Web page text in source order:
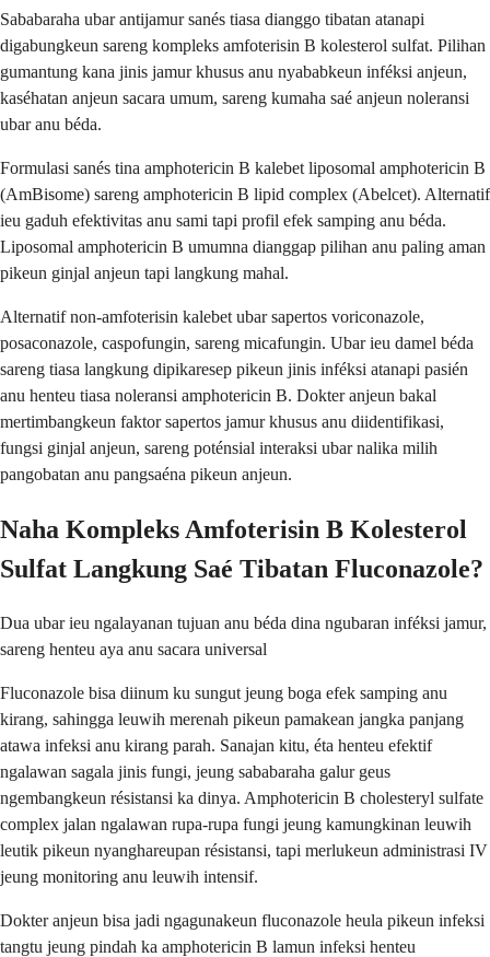
Sababaraha ubar antijamur sanés tiasa dianggo tibatan atanapi
digabungkeun sareng kompleks amfoterisin B kolesterol sulfat. Pilihan
gumantung kana jinis jamur khusus anu nyababkeun inféksi anjeun,
kaséhatan anjeun sacara umum, sareng kumaha saé anjeun noleransi
ubar anu béda.
Formulasi sanés tina amphotericin B kalebet liposomal amphotericin B
(AmBisome) sareng amphotericin B lipid complex (Abelcet). Alternatif
ieu gaduh efektivitas anu sami tapi profil efek samping anu béda.
Liposomal amphotericin B umumna dianggap pilihan anu paling aman
pikeun ginjal anjeun tapi langkung mahal.
Alternatif non-amfoterisin kalebet ubar sapertos voriconazole,
posaconazole, caspofungin, sareng micafungin. Ubar ieu damel béda
sareng tiasa langkung dipikaresep pikeun jinis inféksi atanapi pasién
anu henteu tiasa noleransi amphotericin B. Dokter anjeun bakal
mertimbangkeun faktor sapertos jamur khusus anu diidentifikasi,
fungsi ginjal anjeun, sareng poténsial interaksi ubar nalika milih
pangobatan anu pangsaéna pikeun anjeun.
Naha Kompleks Amfoterisin B Kolesterol
Sulfat Langkung Saé Tibatan Fluconazole?
Dua ubar ieu ngalayanan tujuan anu béda dina ngubaran inféksi jamur,
sareng henteu aya anu sacara universal
Fluconazole bisa diinum ku sungut jeung boga efek samping anu
kirang, sahingga leuwih merenah pikeun pamakean jangka panjang
atawa infeksi anu kirang parah. Sanajan kitu, éta henteu efektif
ngalawan sagala jinis fungi, jeung sababaraha galur geus
ngembangkeun résistansi ka dinya. Amphotericin B cholesteryl sulfate
complex jalan ngalawan rupa-rupa fungi jeung kamungkinan leuwih
leutik pikeun nyanghareupan résistansi, tapi merlukeun administrasi IV
jeung monitoring anu leuwih intensif.
Dokter anjeun bisa jadi ngagunakeun fluconazole heula pikeun infeksi
tangtu jeung pindah ka amphotericin B lamun infeksi henteu